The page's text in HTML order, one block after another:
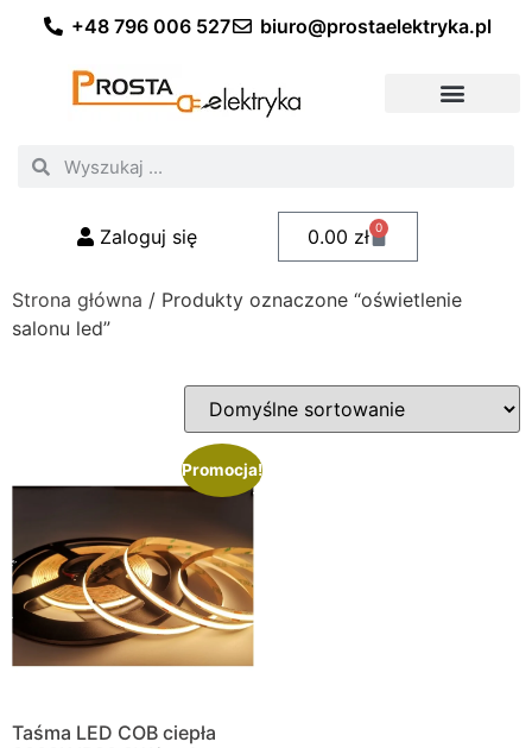
+48 796 006 527 biuro@prostaelektryka.pl
Zaloguj się 0.00 zł 0
Strona główna / Produkty oznaczone “oświetlenie
salonu led”
Promocja!
Taśma LED COB ciepła